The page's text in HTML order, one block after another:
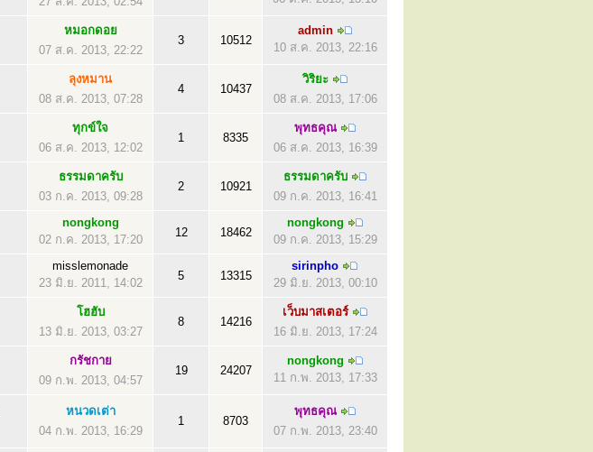
หมอกดอย
07 ส.ค. 2013, 22:22
3 10512
admin
10 ส.ค. 2013, 22:16
ลุงหมาน
08 ส.ค. 2013, 07:28
4 10437
วิริยะ
08 ส.ค. 2013, 17:06
ทุกข์ใจ
06 ส.ค. 2013, 12:02
1 8335
พุทธคุณ
06 ส.ค. 2013, 16:39
ธรรมดาครับ
03 ก.ค. 2013, 09:28
2 10921
ธรรมดาครับ
09 ก.ค. 2013, 16:41
nongkong
02 ก.ค. 2013, 17:20
12 18462
nongkong
09 ก.ค. 2013, 15:29
misslemonade
23 มิ.ย. 2011, 14:02
5 13315
sirinpho
29 มิ.ย. 2013, 00:10
โฮฮับ
13 มิ.ย. 2013, 03:27
8 14216
เว็บมาสเตอร์
16 มิ.ย. 2013, 17:24
กรัชกาย
09 ก.พ. 2013, 04:57
19 24207
nongkong
11 ก.พ. 2013, 17:33
หนวดเต่า
04 ก.พ. 2013, 16:29
1 8703
พุทธคุณ
07 ก.พ. 2013, 23:40